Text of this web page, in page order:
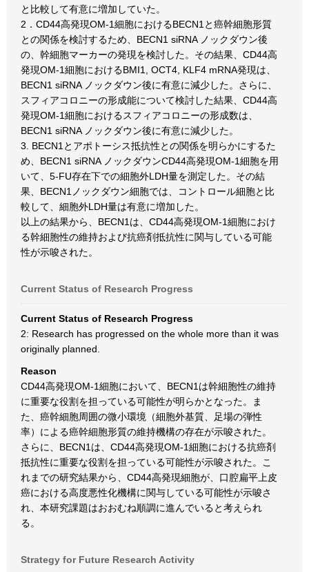
と比較して有意に増加していた。
2．CD44高発現OM-1細胞におけるBECN1と癌幹細胞形質
との関係を検討するため、BECN1 siRNA ノックダウン後
の、幹細胞マーカーの発現を検討した。その結果、CD44高
発現OM-1細胞におけるBMI1, OCT4, KLF4 mRNA発現は、
BECN1 siRNA ノックダウン後に有意に減少した。さらに、
スフィアコロニーの形成能について検討した結果、CD44高
発現OM-1細胞におけるスフィアコロニーの形成数は、
BECN1 siRNA ノックダウン後に有意に減少した。
3. BECN1とアポトーシス抵抗性との関係を明らかにするた
め、BECN1 siRNA ノックダウンCD44高発現OM-1細胞を用
いて、5-FU存在下での細胞外LDH量を測定した。その結
果、BECN1ノックダウン細胞では、コントロール細胞と比
較して、細胞外LDH量は有意に増加した。
以上の結果から、BECN1は、CD44高発現OM-1細胞におけ
る幹細胞性の維持および抗癌剤抵抗性に関与している可能
性が示唆された。
Current Status of Research Progress
Current Status of Research Progress
2: Research has progressed on the whole more than it was
originally planned.
Reason
CD44高発現OM-1細胞において、BECN1は幹細胞性の維持
に重要な役割を担っている可能性が明らかとなった。ま
た、癌幹細胞周囲の微小環境（細胞外基質、足場の弾性
率）による癌幹細胞形質の維持機構の存在が示唆された。
さらに、BECN1は、CD44高発現OM-1細胞における抗癌剤
抵抗性に重要な役割を担っている可能性が示唆された。こ
れまでの研究結果から、CD44高発現細胞が、口腔扁平上皮
癌における高度悪性化機構に関与している可能性が示唆さ
れ、本研究課題はおおむね順調に進んでいると考えられ
る。
Strategy for Future Research Activity